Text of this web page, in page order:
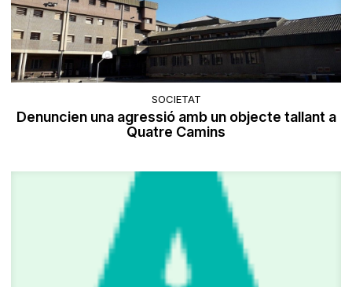
SOCIETAT
Denuncien una agressió amb un objecte tallant a
Quatre Camins